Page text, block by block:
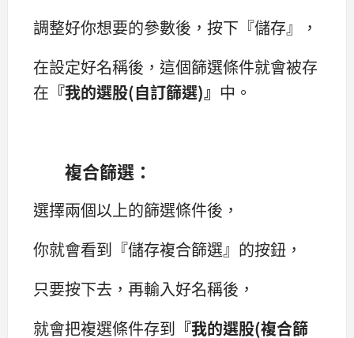
調整好你想要的參數後，按下『儲存』，
在設定好名稱後，這個篩選條件就會被存
在 『我的選股(自訂篩選)』 中。
複合篩選：
選擇兩個以上的篩選條件後，
你就會看到『儲存複合篩選』的按鈕，
只要按下去，再輸入好名稱後，
就會把複選條件存到 『我的選股(複合篩